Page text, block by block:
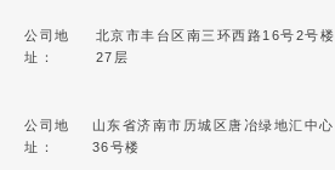
公司地
址：
北京市丰台区南三环西路16号2号楼
27层
公司地
址：
山东省济南市历城区唐冶绿地汇中心
36号楼